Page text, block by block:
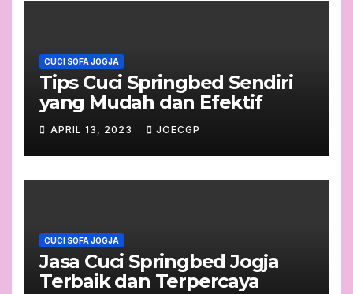
CUCI SOFA JOGJA
Tips Cuci Springbed Sendiri
yang Mudah dan Efektif
APRIL 13, 2023 JOECGP
CUCI SOFA JOGJA
Jasa Cuci Springbed Jogja
Terbaik dan Terpercaya